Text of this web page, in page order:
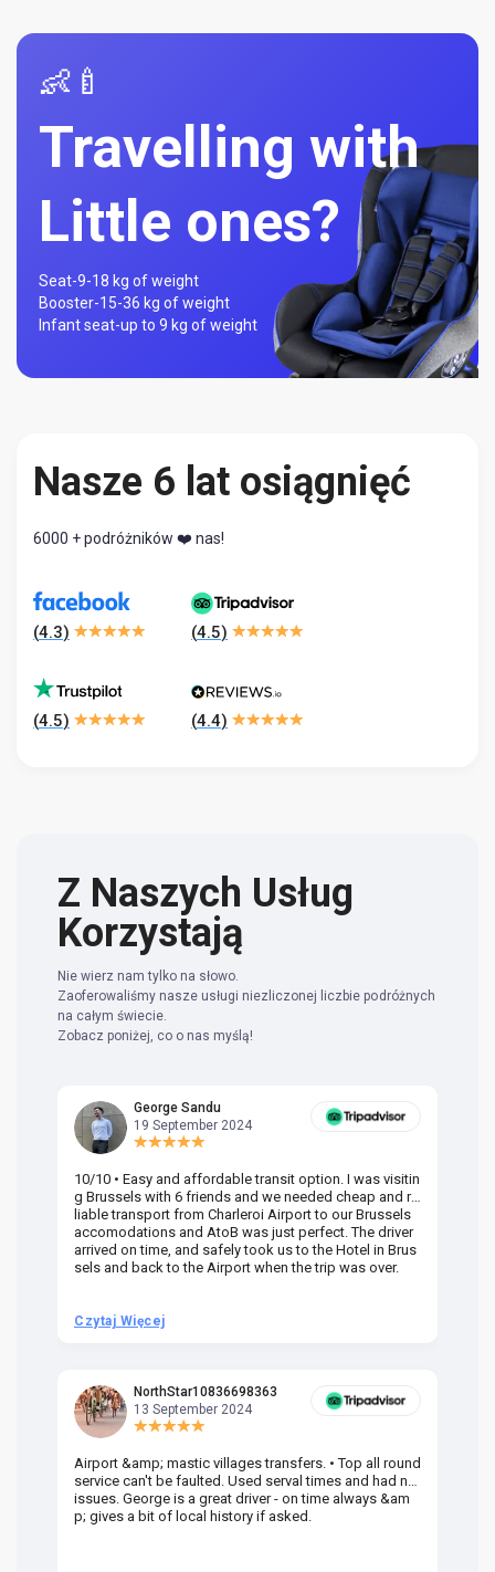
👶🍼
Travelling with
Little ones?
Seat-9-18 kg of weight
Booster-15-36 kg of weight
Infant seat-up to 9 kg of weight
Nasze 6 lat osiągnięć
6000 + podróżników ❤️ nas!
(4.3) (4.5)
(4.5) (4.4)
Z Naszych Usług
Korzystają
Nie wierz nam tylko na słowo.
Zaoferowaliśmy nasze usługi niezliczonej liczbie podróżnych
na całym świecie.
Zobacz poniżej, co o nas myślą!
George Sandu
19 September 2024
10/10 • Easy and affordable transit option. I was visitin
g Brussels with 6 friends and we needed cheap and re
liable transport from Charleroi Airport to our Brussels
accomodations and AtoB was just perfect. The driver
arrived on time, and safely took us to the Hotel in Brus
sels and back to the Airport when the trip was over.
Czytaj Więcej
NorthStar10836698363
13 September 2024
Airport &amp; mastic villages transfers. • Top all round
service can't be faulted. Used serval times and had no
issues. George is a great driver - on time always &am
p; gives a bit of local history if asked.